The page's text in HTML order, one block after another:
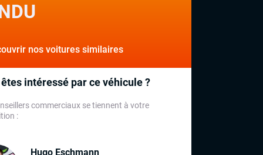
nos voitures similaires
intéressé par ce véhicule ?
commerciaux se tiennent à votre
:
Hugo Eschmann